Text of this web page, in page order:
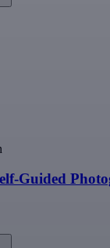
Guided